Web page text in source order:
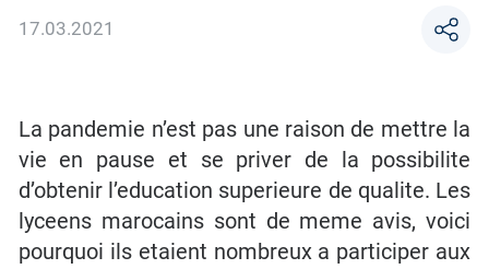
17.03.2021
La pandemie n’est pas une raison de mettre la
vie en pause et se priver de la possibilite
d’obtenir l’education superieure de qualite. Les
lyceens marocains sont de meme avis, voici
pourquoi ils etaient nombreux a participer aux